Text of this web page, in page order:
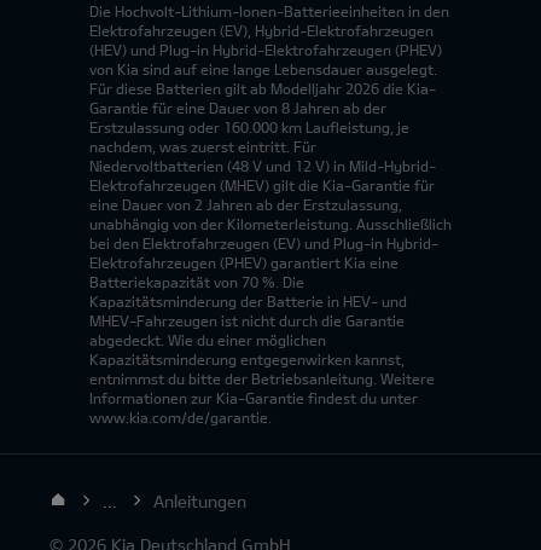
Die Hochvolt-Lithium-Ionen-Batterieeinheiten in den
Elektrofahrzeugen (EV), Hybrid-Elektrofahrzeugen
(HEV) und Plug-in Hybrid-Elektrofahrzeugen (PHEV)
von Kia sind auf eine lange Lebensdauer ausgelegt.
Für diese Batterien gilt ab Modelljahr 2026 die Kia-
Garantie für eine Dauer von 8 Jahren ab der
Erstzulassung oder 160.000 km Laufleistung, je
nachdem, was zuerst eintritt. Für
Niedervoltbatterien (48 V und 12 V) in Mild-Hybrid-
Elektrofahrzeugen (MHEV) gilt die Kia-Garantie für
eine Dauer von 2 Jahren ab der Erstzulassung,
unabhängig von der Kilometerleistung. Ausschließlich
bei den Elektrofahrzeugen (EV) und Plug-in Hybrid-
Elektrofahrzeugen (PHEV) garantiert Kia eine
Batteriekapazität von 70 %. Die
Kapazitätsminderung der Batterie in HEV- und
MHEV-Fahrzeugen ist nicht durch die Garantie
abgedeckt. Wie du einer möglichen
Kapazitätsminderung entgegenwirken kannst,
entnimmst du bitte der Betriebsanleitung. Weitere
Informationen zur Kia-Garantie findest du unter
www.kia.com/de/garantie.
Anleitungen
© 2026 Kia Deutschland GmbH